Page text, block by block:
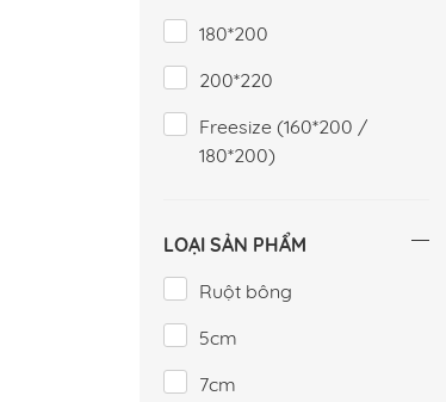
180*200
200*220
Freesize (160*200 /
180*200)
LOẠI SẢN PHẨM
Ruột bông
5cm
7cm